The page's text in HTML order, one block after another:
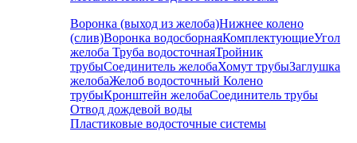
Воронка (выход из желоба)Нижнее колено
(слив)Воронка водосборнаяКомплектующиеУгол
желоба Труба водосточнаяТройник
трубыСоединитель желобаХомут трубыЗаглушка
желобаЖелоб водосточный Колено
трубыКронштейн желобаСоединитель трубы
Отвод дождевой воды
Пластиковые водосточные системы